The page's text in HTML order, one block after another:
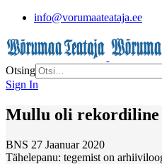
info@vorumaateataja.ee
Otsing
Sign In
Mullu oli rekordiline
BNS 27 Jaanuar 2020
Tähelepanu: tegemist on